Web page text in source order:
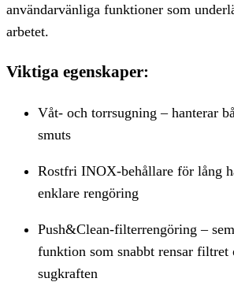
användarvänliga funktioner som
arbetet.
Viktiga egenskaper:
Våt- och torrsugning – hanterar
smuts
Rostfri INOX-behållare för lång
enklare rengöring
Push&Clean-filterrengöring –
funktion som snabbt rensar filtret
sugkraften